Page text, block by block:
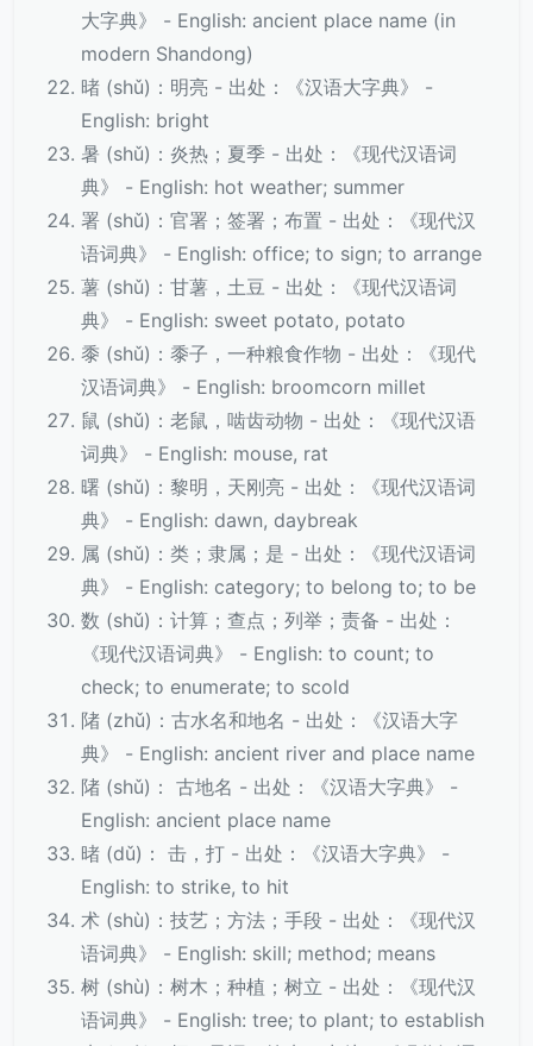
大字典》 - English: ancient place name (in
modern Shandong)
暏 (shǔ)：明亮 - 出处：《汉语大字典》 -
English: bright
暑 (shǔ)：炎热；夏季 - 出处：《现代汉语词
典》 - English: hot weather; summer
署 (shǔ)：官署；签署；布置 - 出处：《现代汉
语词典》 - English: office; to sign; to arrange
薯 (shǔ)：甘薯，土豆 - 出处：《现代汉语词
典》 - English: sweet potato, potato
黍 (shǔ)：黍子，一种粮食作物 - 出处：《现代
汉语词典》 - English: broomcorn millet
鼠 (shǔ)：老鼠，啮齿动物 - 出处：《现代汉语
词典》 - English: mouse, rat
曙 (shǔ)：黎明，天刚亮 - 出处：《现代汉语词
典》 - English: dawn, daybreak
属 (shǔ)：类；隶属；是 - 出处：《现代汉语词
典》 - English: category; to belong to; to be
数 (shǔ)：计算；查点；列举；责备 - 出处：
《现代汉语词典》 - English: to count; to
check; to enumerate; to scold
陼 (zhǔ)：古水名和地名 - 出处：《汉语大字
典》 - English: ancient river and place name
陼 (shǔ)： 古地名 - 出处：《汉语大字典》 -
English: ancient place name
暏 (dǔ)： 击，打 - 出处：《汉语大字典》 -
English: to strike, to hit
术 (shù)：技艺；方法；手段 - 出处：《现代汉
语词典》 - English: skill; method; means
树 (shù)：树木；种植；树立 - 出处：《现代汉
语词典》 - English: tree; to plant; to establish